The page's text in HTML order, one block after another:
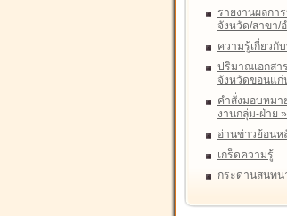
รายงานผลกา
จังหวัด/สาขา/
ความรู้เกี่ยวกั
ปริมาณเอกสา
จังหวัดขอนแก่
คำสั่งมอบหมา
งานกลุ่ม-ฝ่าย »
อ่านข่าวย้อนห
เกร็ดความรู้
กระดานสนทน